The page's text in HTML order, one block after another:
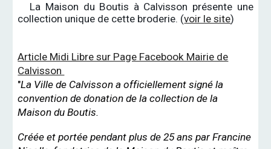
La Maison du Boutis à Calvisson présente une
collection unique de cette broderie. (voir le site)
Article Midi Libre sur Page Facebook Mairie de
Calvisson
"La Ville de Calvisson a officiellement signé la
convention de donation de la collection de la
Maison du Boutis.
Créée et portée pendant plus de 25 ans par Francine